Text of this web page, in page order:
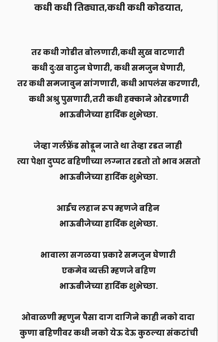
कधी कधी तिढ्यात,कधी कधी कोढयात,
तर कधी गोडीत बोलणारी,कधी सुख वाटणारी
कधी दुःख वाटुन घेणारी, कधी समजुन घेणारी,
तर कधी समजावुन सांगणारी, कधी आपलंस करणारी,
कधी अश्रु पुसणारी,तरी कधी हक्काने ओरडणारी
भाऊबीजेच्या हार्दिक शुभेच्छा.
जेव्हा गर्लफ्रेंड सोडून जाते था तेव्हा रडत नाही
त्या पेक्षा दुप्पट बहिणीच्या लग्नात रडतो तो भाव असतो
भाऊबीजेच्या हार्दिक शुभेच्छा.
आईच लहान रूप म्हणजे बहिन
भाऊबीजेच्या हार्दिक शुभेच्छा.
भावाला सगळया प्रकारे समजुन घेणारी
एकमेव व्यक्ती म्हणजे बहिण
भाऊबीजेच्या हार्दिक शुभेच्छा.
ओवाळणी म्हणुन पैसा दाग दागिने काही नको दादा
कुणा बहिणीवर कधी नको येऊ देऊ कुठल्या संकटांची